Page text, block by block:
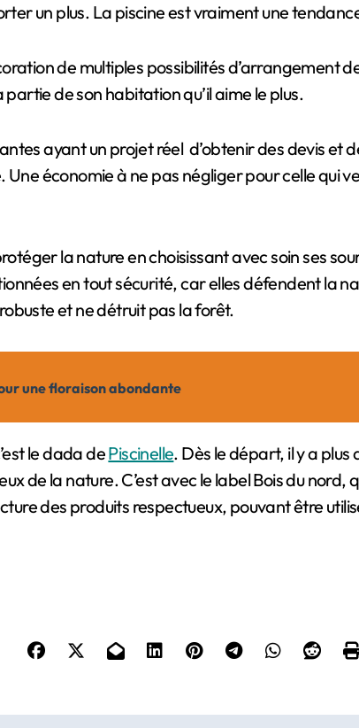
un plus. La piscine est vraiment une
de multiples possibilités d’arrangement
de son habitation qu’il aime le plus.
ayant un projet réel d’obtenir des devis et
économie à ne pas négliger pour celle qui
la nature en choisissant avec soin ses
en tout sécurité, car elles défendent la
et ne détruit pas la forêt.
une floraison abondante
le dada dePiscinelle. Dès le départ, il y a
de la nature. C’est avec le label Bois du
des produits respectueux, pouvant être